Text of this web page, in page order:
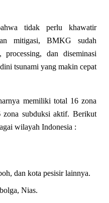
tidak perlu khawatir
mitigasi, BMKG sudah
processing, dan diseminasi
tsunami yang makin cepat
memiliki total 16 zona
zona subduksi aktif. Berikut
wilayah Indonesia :
dan kota pesisir lainnya.
Nias.